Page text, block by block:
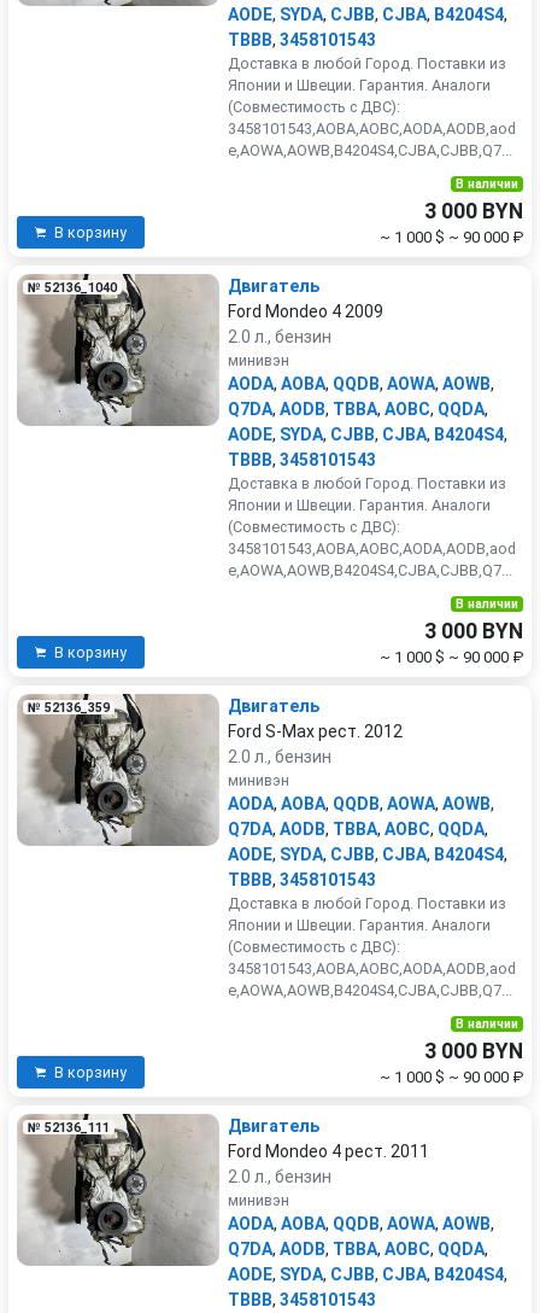
AODE, SYDA, CJBB, CJBA, B4204S4,
TBBB, 3458101543
Доставка в любой Город. Поставки из
Японии и Швеции. Гарантия. Аналоги
(Совместимость с ДВС):
3458101543,AOBA,AOBC,AODA,AODB,aod
e,AOWA,AOWB,B4204S4,CJBA,CJBB,Q7...
В корзину
В наличии
3 000 BYN
~ 1 000 $ ~ 90 000 ₽
№ 52136_1040
Двигатель
Ford Mondeo 4 2009
2.0 л., бензин
минивэн
AODA, AOBA, QQDB, AOWA, AOWB,
Q7DA, AODB, TBBA, AOBC, QQDA,
AODE, SYDA, CJBB, CJBA, B4204S4,
TBBB, 3458101543
Доставка в любой Город. Поставки из
Японии и Швеции. Гарантия. Аналоги
(Совместимость с ДВС):
3458101543,AOBA,AOBC,AODA,AODB,aod
e,AOWA,AOWB,B4204S4,CJBA,CJBB,Q7...
В корзину
В наличии
3 000 BYN
~ 1 000 $ ~ 90 000 ₽
№ 52136_359
Двигатель
Ford S-Max рест. 2012
2.0 л., бензин
минивэн
AODA, AOBA, QQDB, AOWA, AOWB,
Q7DA, AODB, TBBA, AOBC, QQDA,
AODE, SYDA, CJBB, CJBA, B4204S4,
TBBB, 3458101543
Доставка в любой Город. Поставки из
Японии и Швеции. Гарантия. Аналоги
(Совместимость с ДВС):
3458101543,AOBA,AOBC,AODA,AODB,aod
e,AOWA,AOWB,B4204S4,CJBA,CJBB,Q7...
В корзину
В наличии
3 000 BYN
~ 1 000 $ ~ 90 000 ₽
№ 52136_111
Двигатель
Ford Mondeo 4 рест. 2011
2.0 л., бензин
минивэн
AODA, AOBA, QQDB, AOWA, AOWB,
Q7DA, AODB, TBBA, AOBC, QQDA,
AODE, SYDA, CJBB, CJBA, B4204S4,
TBBB, 3458101543